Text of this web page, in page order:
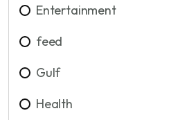
Entertainment
feed
Gulf
Health